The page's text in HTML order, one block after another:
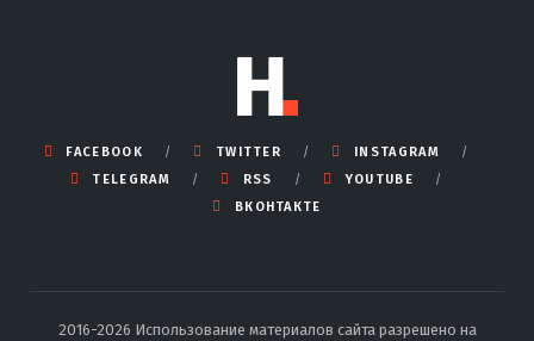
FACEBOOK TWITTER
INSTAGRAM
TELEGRAM
RSS
YOUTUBE
ВКОНТАКТЕ
2016-2026 Использование материалов сайта разрешено на